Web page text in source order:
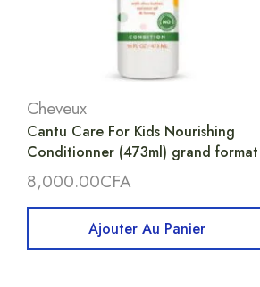
Cheveux
Cantu Care For Kids Nourishing
Conditionner (473ml) grand format
8,000.00CFA
Ajouter Au Panier